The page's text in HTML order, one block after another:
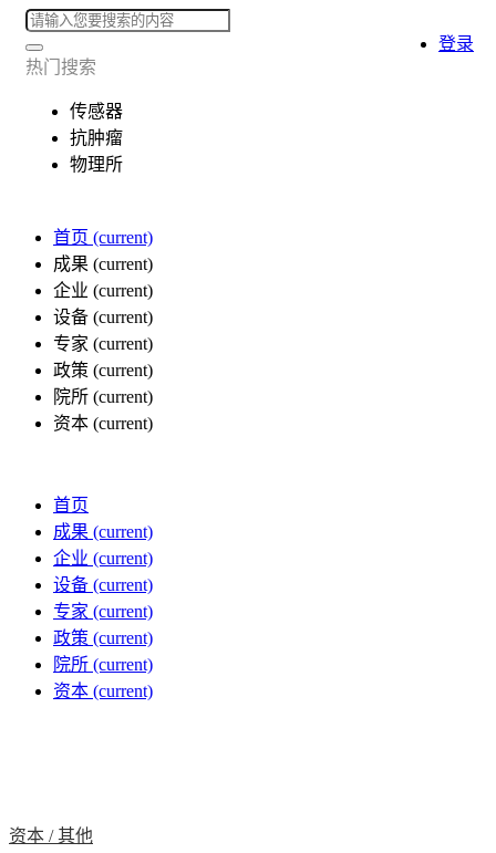
热门搜索
传感器
抗肿瘤
物理所
首页 (current)
成果 (current)
企业 (current)
设备 (current)
专家 (current)
政策 (current)
院所 (current)
资本 (current)
登录
首页
成果 (current)
企业 (current)
设备 (current)
专家 (current)
政策 (current)
院所 (current)
资本 (current)
资本 /其他